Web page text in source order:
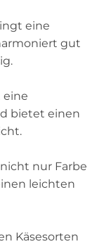
eine
gut
eine
bietet einen
nur Farbe
leichten
Käsesorten